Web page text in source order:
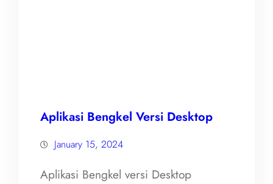
Aplikasi Bengkel Versi Desktop
January 15, 2024
Aplikasi Bengkel versi Desktop